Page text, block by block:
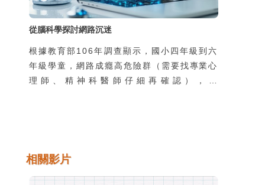
從腦科學探討網路沉迷
根據教育部106年調查顯示，國小四年級到六
年級學童，網路成癮高危險群（需要找專業心
理師、精神科醫師仔細再確認），佔
群，也就是說每5個國高中小學生，就有1個
相關影片